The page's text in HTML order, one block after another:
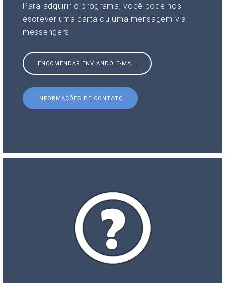
Para adquirir o programa, você pode nos
escrever uma carta ou uma mensagem via
messengers
ENCOMENDAR ENVIANDO E-MAIL
INFORMAÇÕES DE CONTATO